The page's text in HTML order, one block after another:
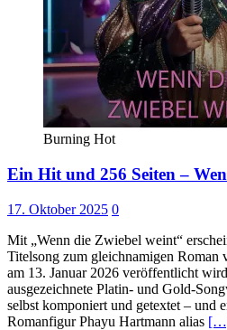
Burning Hot
Ein Hit und 256 Seiten –
17. Oktober 2025 0
Mit „Wenn die Zwiebel weint“
Titelsong zum gleichnamigen Roman
am 13. Januar 2026 veröffentlicht
ausgezeichnete Platin- und Gold-
selbst komponiert und getextet – und
Romanfigur Phayu Hartmann alias